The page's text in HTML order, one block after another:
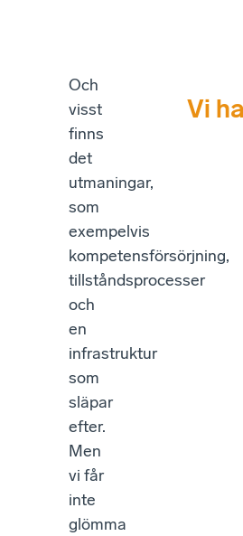
Och
visst
finns
det
utmaningar,
som
exempelvis
kompetensförsörjning,
tillståndsprocesser
och
en
infrastruktur
som
släpar
efter.
Men
vi får
inte
glömma
Vi